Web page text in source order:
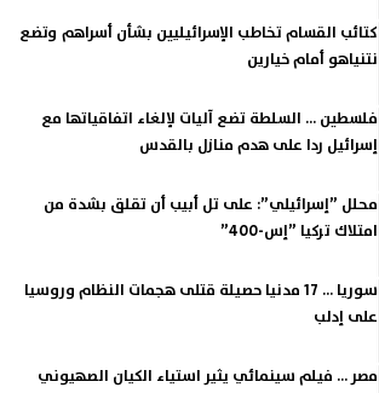
كتائب القسام تخاطب الإسرائيليين بشأن أسراهم وتضع
نتنياهو أمام خيارين
فلسطين ... السلطة تضع آليات لإلغاء اتفاقياتها مع
إسرائيل ردا على هدم منازل بالقدس
محلل ”إسرائيلي”: على تل أبيب أن تقلق بشدة من
امتلاك تركيا ”إس-400”
سوريا ... 17 مدنيا حصيلة قتلى هجمات النظام وروسيا
على إدلب
مصر ... فيلم سينمائي يثير استياء الكيان الصهيوني